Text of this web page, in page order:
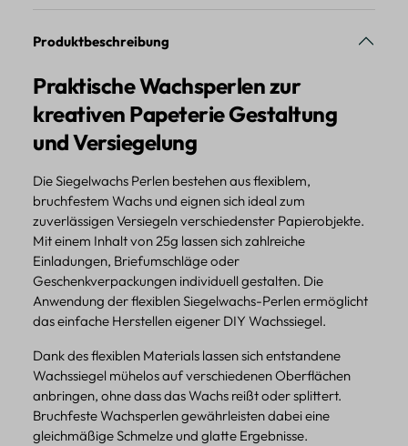
Produktbeschreibung
Praktische Wachsperlen zur
kreativen Papeterie Gestaltung
und Versiegelung
Die Siegelwachs Perlen bestehen aus flexiblem,
bruchfestem Wachs und eignen sich ideal zum
zuverlässigen Versiegeln verschiedenster Papierobjekte.
Mit einem Inhalt von 25g lassen sich zahlreiche
Einladungen, Briefumschläge oder
Geschenkverpackungen individuell gestalten. Die
Anwendung der flexiblen Siegelwachs-Perlen ermöglicht
das einfache Herstellen eigener DIY Wachssiegel.
Dank des flexiblen Materials lassen sich entstandene
Wachssiegel mühelos auf verschiedenen Oberflächen
anbringen, ohne dass das Wachs reißt oder splittert.
Bruchfeste Wachsperlen gewährleisten dabei eine
gleichmäßige Schmelze und glatte Ergebnisse.